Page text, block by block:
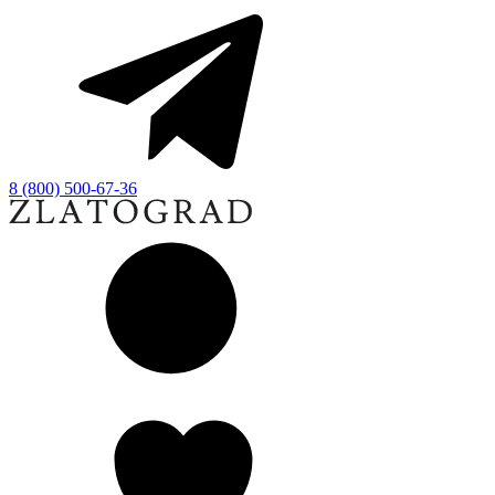
8 (800) 500-67-36